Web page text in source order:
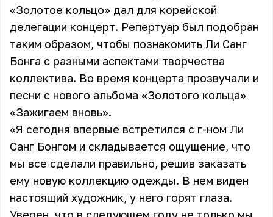
«Золотое кольцо» дал для корейской
делегации концерт. Репертуар был подобран
таким образом, чтобы познакомить Ли Санг
Бонга с разными аспектами творчества
коллектива. Во время концерта прозвучали и
песни с нового альбома «Золотого кольца»
«Зажигаем вновь».
«Я сегодня впервые встретился с г-ном Ли
Санг Бонгом и складывается ощущение, что
мы все сделали правильно, решив заказать
ему новую коллекцию одежды. В нем виден
настоящий художник, у него горят глаза.